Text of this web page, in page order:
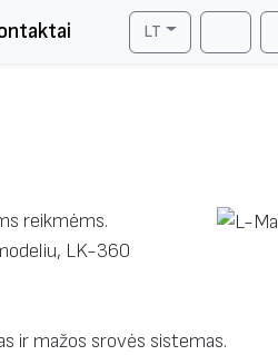
LT
Search
reikmėms.
LK-360
ir mažos srovės sistemas.